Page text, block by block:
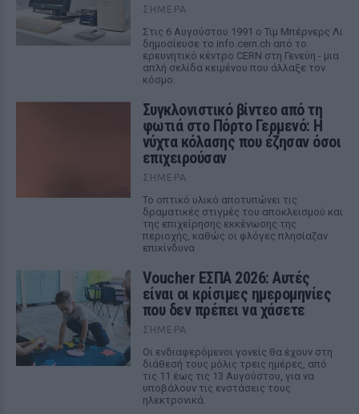
ΣΉΜΕΡΑ
Στις 6 Αυγούστου 1991 ο Τιμ Μπέρνερς Λι
δημοσίευσε το info.cern.ch από το
ερευνητικό κέντρο CERN στη Γενεύη - μια
απλή σελίδα κειμένου που άλλαξε τον
κόσμο.
Συγκλονιστικό βίντεο από τη
φωτιά στο Πόρτο Γερμενό: Η
νύχτα κόλασης που έζησαν όσοι
επιχειρούσαν
ΣΉΜΕΡΑ
Το οπτικό υλικό αποτυπώνει τις
δραματικές στιγμές του αποκλεισμού και
της επιχείρησης εκκένωσης της
περιοχής, καθώς οι φλόγες πλησίαζαν
επικίνδυνα
Voucher ΕΣΠΑ 2026: Αυτές
είναι οι κρίσιμες ημερομηνίες
που δεν πρέπει να χάσετε
ΣΉΜΕΡΑ
Οι ενδιαφερόμενοι γονείς θα έχουν στη
διάθεσή τους μόλις τρεις ημέρες, από
τις 11 έως τις 13 Αυγούστου, για να
υποβάλουν τις ενστάσεις τους
ηλεκτρονικά.